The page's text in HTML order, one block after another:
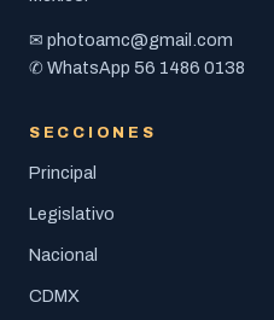
✉ photoamc@gmail.com
✆ WhatsApp 56 1486 0138
SECCIONES
Principal
Legislativo
Nacional
CDMX